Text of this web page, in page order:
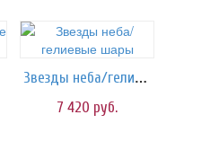
Звезды неба/гелиевые шары
7 420 руб.